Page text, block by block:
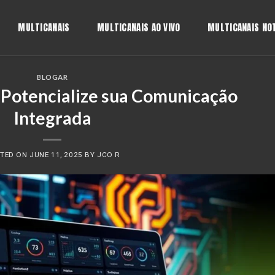
MULTICANAIS MULTICANAIS AO VIVO MULTICANAIS
BLOGAR
sua Comunicação
Integrada
ON JUNE 11, 2025 BY JCO R